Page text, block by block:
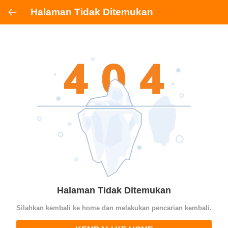
Halaman Tidak Ditemukan
Halaman Tidak Ditemukan
Silahkan kembali ke home dan melakukan pencarian kembali.